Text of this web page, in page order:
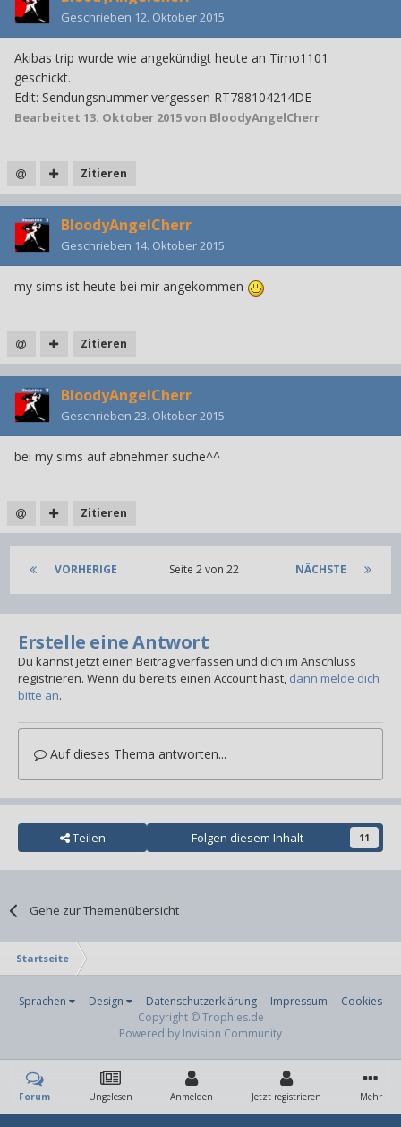
Geschrieben 12. Oktober 2015
Akibas trip wurde wie angekündigt heute an Timo1101
geschickt.
Edit: Sendungsnummer vergessen RT788104214DE
Bearbeitet 13. Oktober 2015von BloodyAngelCherr
Zitieren
BloodyAngelCherr
Geschrieben 14. Oktober 2015
my sims ist heute bei mir angekommen
Zitieren
BloodyAngelCherr
Geschrieben 23. Oktober 2015
bei my sims auf abnehmer suche^^
Zitieren
VORHERIGE NÄCHSTE
Seite 2 von 22
Erstelle eine Antwort
Du kannst jetzt einen Beitrag verfassen und dich im Anschluss
registrieren. Wenn du bereits einen Account hast, dann melde dich
bitte an.
Auf dieses Thema antworten...
Teilen Folgen diesem Inhalt 11
Gehe zur Themenübersicht
Startseite
Sprachen Design Datenschutzerklärung Impressum
Cookies
Copyright © Trophies.de
Powered by Invision Community
Forum Ungelesen Anmelden Jetzt registrieren Mehr